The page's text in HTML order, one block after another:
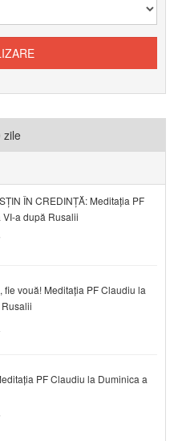
zile
ÎN CREDINȚĂ: Meditația PF
a după Rusalii
fie vouă! Meditația PF Claudiu la
PF Claudiu la Duminica a